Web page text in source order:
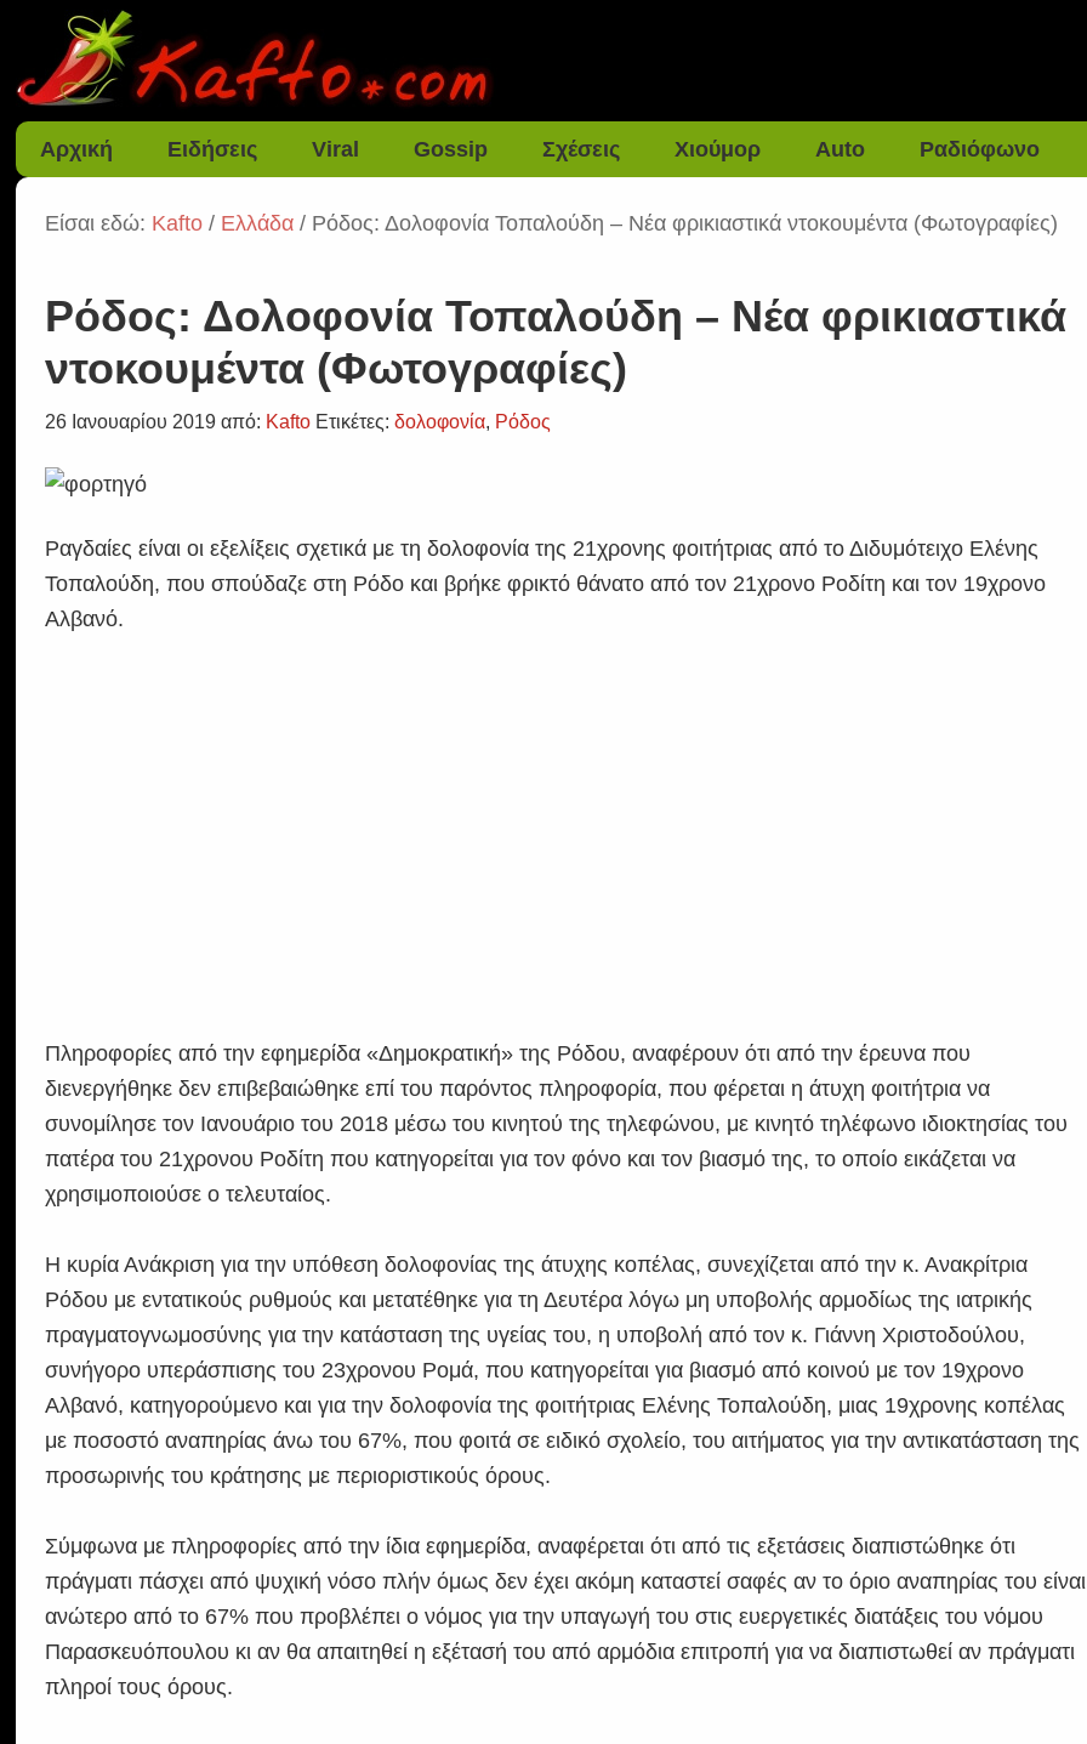
Αρχική Ειδήσεις Viral Gossip Σχέσεις Χιούμορ Auto Ραδιόφωνο
Είσαι εδώ: Kafto / Ελλάδα / Ρόδος: Δολοφονία Τοπαλούδη – Νέα φρικιαστικά ντοκουμέντα (Φωτογραφίες)
Ρόδος: Δολοφονία Τοπαλούδη – Νέα φρικιαστικά
ντοκουμέντα (Φωτογραφίες)
26 Ιανουαρίου 2019 από: Kafto Ετικέτες:δολοφονία, Ρόδος
Ραγδαίες είναι οι εξελίξεις σχετικά με τη δολοφονία της 21χρονης φοιτήτριας από το Διδυμότειχο Ελένης
Τοπαλούδη, που σπούδαζε στη Ρόδο και βρήκε φρικτό θάνατο από τον 21χρονο Ροδίτη και τον 19χρονο
Αλβανό.
Πληροφορίες από την εφημερίδα «Δημοκρατική» της Ρόδου, αναφέρουν ότι από την έρευνα που
διενεργήθηκε δεν επιβεβαιώθηκε επί του παρόντος πληροφορία, που φέρεται η άτυχη φοιτήτρια να
συνομίλησε τον Ιανουάριο του 2018 μέσω του κινητού της τηλεφώνου, με κινητό τηλέφωνο ιδιοκτησίας του
πατέρα του 21χρονου Ροδίτη που κατηγορείται για τον φόνο και τον βιασμό της, το οποίο εικάζεται να
χρησιμοποιούσε ο τελευταίος.
Η κυρία Ανάκριση για την υπόθεση δολοφονίας της άτυχης κοπέλας, συνεχίζεται από την κ. Ανακρίτρια
Ρόδου με εντατικούς ρυθμούς και μετατέθηκε για τη Δευτέρα λόγω μη υποβολής αρμοδίως της ιατρικής
πραγματογνωμοσύνης για την κατάσταση της υγείας του, η υποβολή από τον κ. Γιάννη Χριστοδούλου,
συνήγορο υπεράσπισης του 23χρονου Ρομά, που κατηγορείται για βιασμό από κοινού με τον 19χρονο
Αλβανό, κατηγορούμενο και για την δολοφονία της φοιτήτριας Ελένης Τοπαλούδη, μιας 19χρονης κοπέλας
με ποσοστό αναπηρίας άνω του 67%, που φοιτά σε ειδικό σχολείο, του αιτήματος για την αντικατάσταση της
προσωρινής του κράτησης με περιοριστικούς όρους.
Σύμφωνα με πληροφορίες από την ίδια εφημερίδα, αναφέρεται ότι από τις εξετάσεις διαπιστώθηκε ότι
πράγματι πάσχει από ψυχική νόσο πλήν όμως δεν έχει ακόμη καταστεί σαφές αν το όριο αναπηρίας του είναι
ανώτερο από το 67% που προβλέπει ο νόμος για την υπαγωγή του στις ευεργετικές διατάξεις του νόμου
Παρασκευόπουλου κι αν θα απαιτηθεί η εξέτασή του από αρμόδια επιτροπή για να διαπιστωθεί αν πράγματι
πληροί τους όρους.